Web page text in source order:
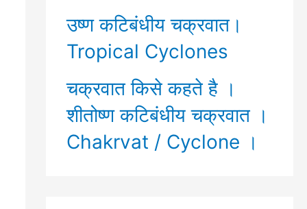
उष्ण कटिबंधीय चक्रवात।
Tropical Cyclones
चक्रवात किसे कहते है ।
शीतोष्ण कटिबंधीय चक्रवात ।
Chakrvat / Cyclone ।